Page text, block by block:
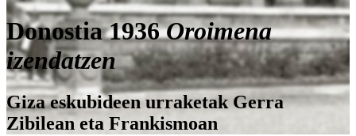
Donostia 1936Oroimena
izendatzen
Giza eskubideen urraketak Gerra
Zibilean eta Frankismoan